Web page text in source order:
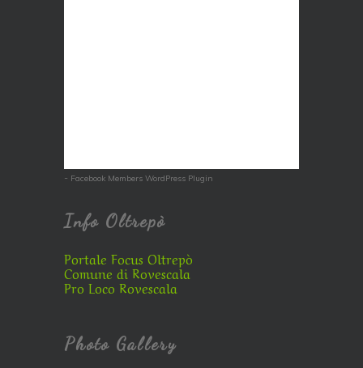
- Facebook Members WordPress Plugin
Info Oltrepò
Portale Focus Oltrepò
Comune di Rovescala
Pro Loco Rovescala
Photo Gallery